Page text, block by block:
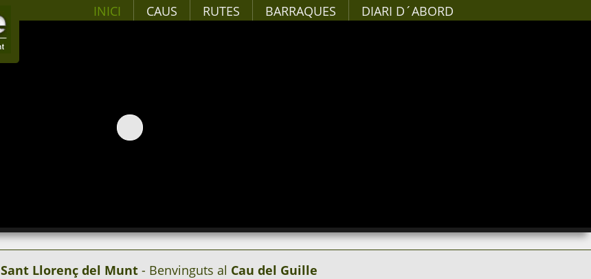
INICI CAUS RUTES BARRAQUES DIARI D´ABORD
Sant Llorenç del Munt- Benvinguts al Cau del Guille